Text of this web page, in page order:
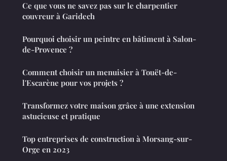
Ce que vous ne savez pas sur le charpentier
couvreur à Garidech
Pourquoi choisir un peintre en bâtiment à Salon-
de-Provence ?
Comment choisir un menuisier à Touët-de-
l'Escarène pour vos projets ?
Transformez votre maison grâce à une extension
astucieuse et pratique
Top entreprises de construction à Morsang-sur-
Orge en 2023